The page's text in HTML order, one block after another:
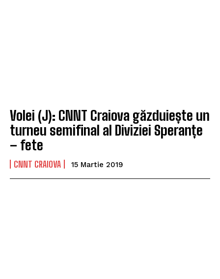
Volei (J): CNNT Craiova găzduiește un
turneu semifinal al Diviziei Speranțe
– fete
CNNT CRAIOVA 15 Martie 2019